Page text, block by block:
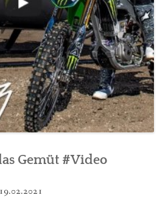
Gemüt #Video
19.02.2021